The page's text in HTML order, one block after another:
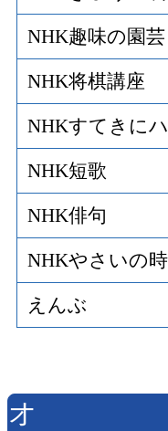
NHK趣味の園芸
NHK将棋講座
NHKすてきに
NHK短歌
NHK俳句
NHKやさいの
えんぶ
オ